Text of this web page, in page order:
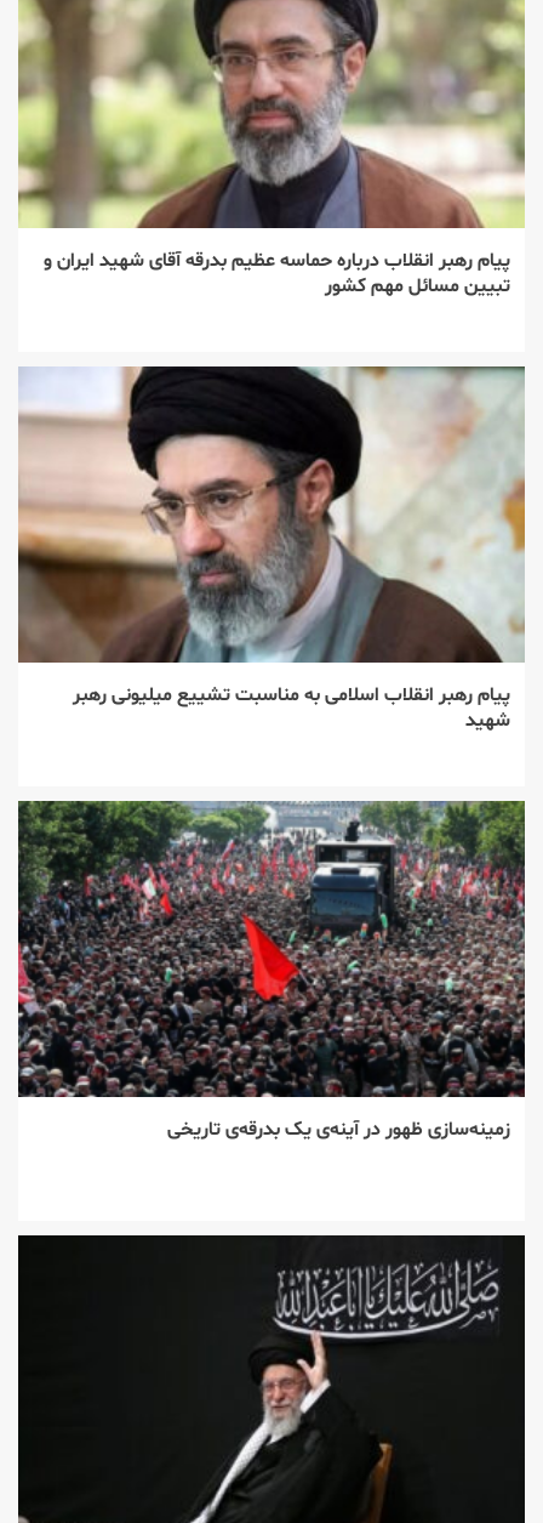
پیام رهبر انقلاب درباره حماسه عظیم بدرقه آقای شهید ایران و
تبیین مسائل مهم کشور
پیام رهبر انقلاب اسلامی به مناسبت تشییع میلیونی رهبر
شهید
زمینه‌سازی ظهور در آینه‌ی یک بدرقه‌ی تاریخی